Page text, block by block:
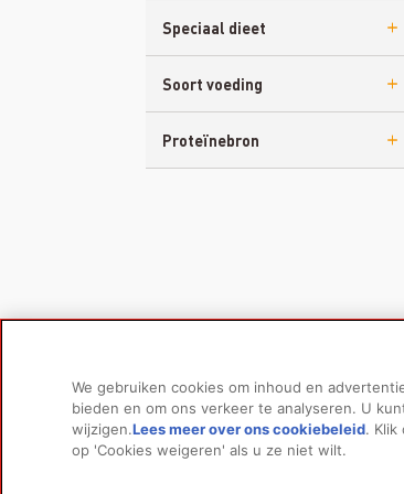
Speciaal dieet
Soort voeding
Proteïnebron
We gebruiken cookies om inhoud en
bieden en om ons verkeer te analyseren. U
wijzigen.Lees meer over ons cookiebeleid. Klik
op 'Cookies weigeren' als u ze niet wilt.